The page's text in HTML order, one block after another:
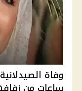
وفاة